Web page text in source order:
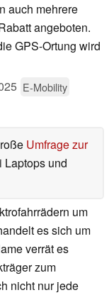
auch mehrere
angeboten.
GPS-Ortung wird
E-Mobility
Umfrage zur
und
um
es sich um
verrät es
zum
nicht nur jede